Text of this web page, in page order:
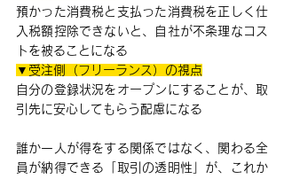
預かった消費税と支払った消費税を正しく仕
入税額控除できないと、自社が不条理なコス
トを被ることになる
▼受注側（フリーランス）の視点
自分の登録状況をオープンにすることが、取
引先に安心してもらう配慮になる
誰か一人が得をする関係ではなく、関わる全
員が納得できる「取引の透明性」が、これか